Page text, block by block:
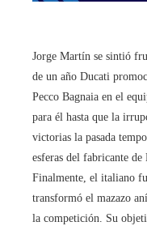
Jorge Martín se sintió
de un año Ducati
Pecco Bagnaia en el
para él hasta que la
victorias la pasada
esferas del fabricante
Finalmente, el italiano
transformó el mazazo
la competición. Su